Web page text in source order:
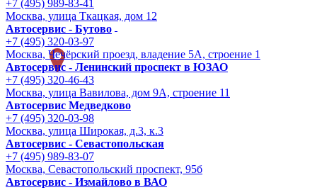
+7 (495) 989-83-41
Москва, улица Ткацкая, дом 12
Автосервис - Бутово
+7 (495) 320-03-97
Москва, Чечёрский проезд, владение 5А, строение 1
Автосервис - Ленинский проспект в ЮЗАО
+7 (495) 320-46-43
Москва, улица Вавилова, дом 9A, строение 11
Автосервис Медведково
+7 (495) 320-03-98
Москва, улица Широкая, д.3, к.3
Автосервис - Cевастопольская
+7 (495) 989-83-07
Москва, Севастопольский проспект, 95б
Автосервис - Измайлово в ВАО